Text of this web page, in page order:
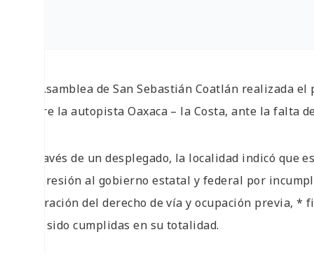
La Asamblea de San Sebastián Coatlán realizada
sobre la autopista Oaxaca – la Costa, ante la falta
A través de un desplegado, la localidad indicó que
de presión al gobierno estatal y federal por
liberación del derecho de vía y ocupación previa,
han sido cumplidas en su totalidad.